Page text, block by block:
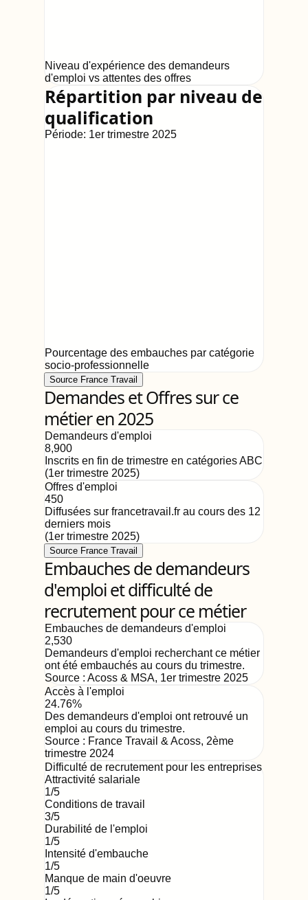
Niveau d'expérience des demandeurs
d'emploi vs attentes des offres
Répartition par niveau de
qualification
Période: 1er trimestre 2025
Pourcentage des embauches par catégorie
socio-professionnelle
Source France Travail
Demandes et Offres sur ce
métier en 2025
Demandeurs d'emploi
8,900
Inscrits en fin de trimestre en catégories ABC
(1er trimestre 2025)
Offres d'emploi
450
Diffusées sur francetravail.fr au cours des 12
derniers mois
(1er trimestre 2025)
Source France Travail
Embauches de demandeurs
d'emploi et difficulté de
recrutement pour ce métier
Embauches de demandeurs d'emploi
2,530
Demandeurs d'emploi recherchant ce métier
ont été embauchés au cours du trimestre.
Source : Acoss & MSA, 1er trimestre 2025
Accès à l'emploi
24.76%
Des demandeurs d'emploi ont retrouvé un
emploi au cours du trimestre.
Source : France Travail & Acoss, 2ème
trimestre 2024
Difficulté de recrutement pour les entreprises
Attractivité salariale
1/5
Conditions de travail
3/5
Durabilité de l'emploi
1/5
Intensité d'embauche
1/5
Manque de main d'oeuvre
1/5